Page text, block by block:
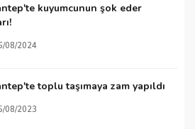
kuyumcunun şok eder
08/2024
toplu taşımaya zam yapıldı
08/2023